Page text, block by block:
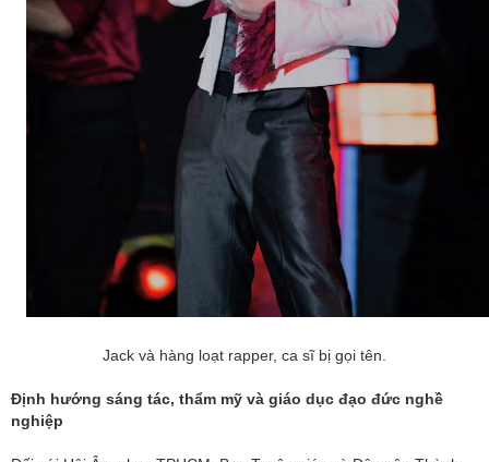
Jack và hàng loạt rapper, ca sĩ bị gọi tên.
Định hướng sáng tác, thẩm mỹ và giáo dục đạo đức nghề
nghiệp